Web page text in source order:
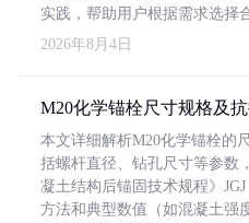
实践，帮助用户根据需求选择
2026年8月4日
M20化学锚栓尺寸规格及
本文详细解析M20化学锚栓的
括螺杆直径、钻孔尺寸等参数
凝土结构后锚固技术规程》
方法和典型数值（如混凝土强